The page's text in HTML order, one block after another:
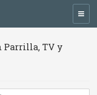
Parrilla, TV y